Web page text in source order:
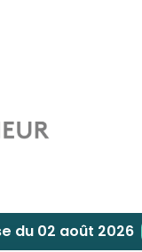
du 02 août 2026